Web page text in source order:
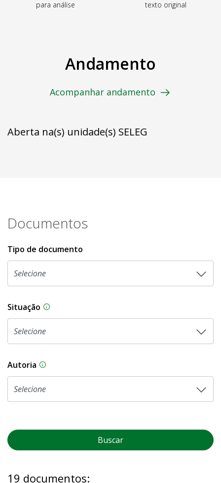
para análise
texto original
Andamento
Acompanhar andamento
Aberta na(s) unidade(s) SELEG
Documentos
Tipo de documento
Situação Na CLDF, as proposições legislativas
Autoria As proposições legislativas na CLDF podem
Buscar
19 documentos: